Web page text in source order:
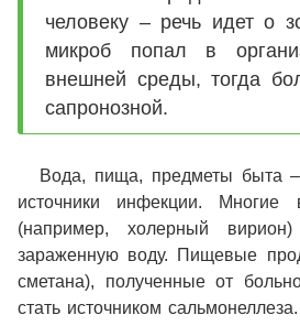
человеку – речь идет о
микроб попал в
внешней среды, тогда
сапронозной.
Вода, пища, предметы быта –
источники инфекции. Многие
(например, холерный
зараженную воду. Пищевые
сметана), полученные от
стать источником